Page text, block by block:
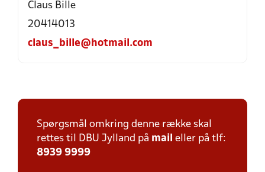
Claus Bille
20414013
claus_bille@hotmail.com
Spørgsmål omkring denne række skal
rettes til DBU Jylland på mail eller på tlf:
8939 9999